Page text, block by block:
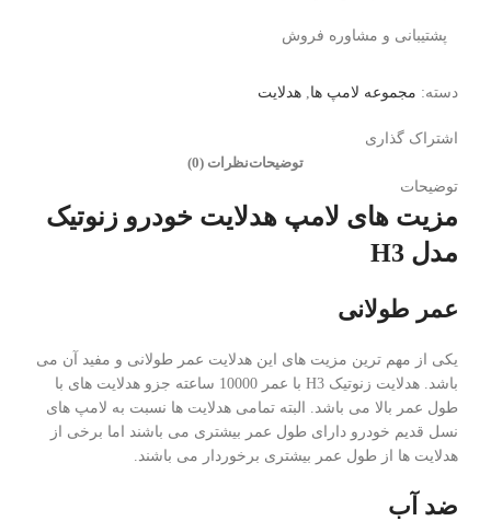
پشتیبانی و مشاوره فروش
دسته: مجموعه لامپ ها هدلایت
اشتراک گذاری
توضیحاتنظرات (0)
توضیحات
مزیت های لامپ هدلایت خودرو زنوتیک
مدل H3
عمر طولانی
یکی از مهم ترین مزیت های این هدلایت عمر طولانی و مفید آن می
باشد. هدلایت زنوتیک H3 با عمر 10000 ساعته جزو هدلایت های با
طول عمر بالا می باشد. البته تمامی هدلایت ها نسبت به لامپ های
نسل قدیم خودرو دارای طول عمر بیشتری می باشند اما برخی از
هدلایت ها از طول عمر بیشتری برخوردار می باشند.
ضد آب